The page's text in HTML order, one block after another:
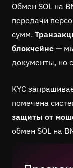
Обмен SOL на
передачи
сумм.
блокчейне —
документы, но
KYC
помечена
защиты от
обмен SOL на